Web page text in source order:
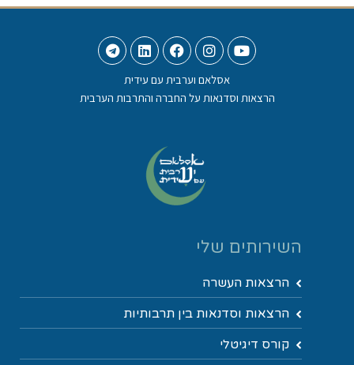
אסלאם וערבית עם עידית
הרצאות וסדנאות על החברה והתרבות הערבית
השירותים שלי
הרצאות העשרה
הרצאות וסדנאות בין תרבותיות
קורס דיגיטלי